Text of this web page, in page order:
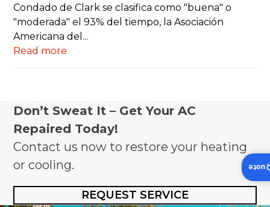
Condado de Clark se clasifica como "buena" o
"moderada" el 93% del tiempo, la Asociación
Americana del...
Read more
Don’t Sweat It – Get Your AC
Repaired Today!
Contact us now to restore your heating
or cooling.
REQUEST SERVICE